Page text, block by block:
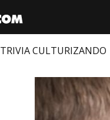
TRIVIA CULTURIZANDO